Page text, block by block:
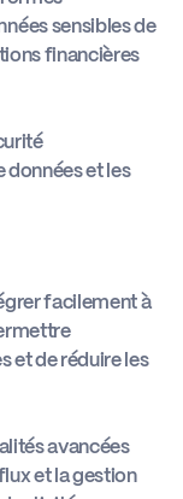
sensibles de
financières
et les
facilement à
et de réduire les
avancées
et la gestion